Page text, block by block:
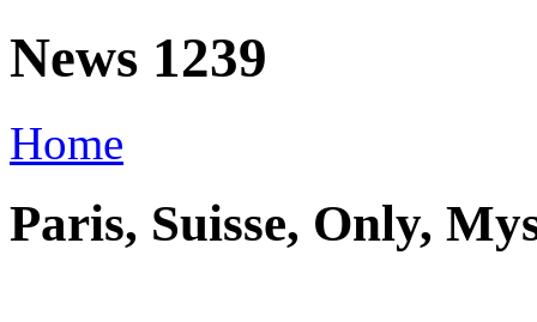
News 1239
Home
Paris, Suisse, Only,